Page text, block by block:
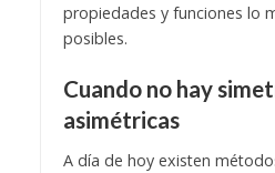
propiedades y funciones lo
posibles.
Cuando no hay
asimétricas
A día de hoy existen